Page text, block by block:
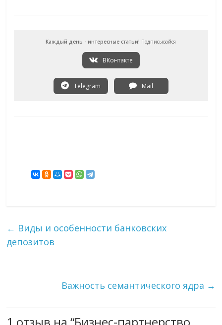
Каждый день - интересные статьи! Подписывайся
ВКонтакте
Telegram Mail
← Виды и особенности банковских
депозитов
Важность семантического ядра →